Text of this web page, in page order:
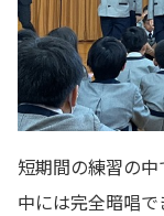
短期間の練習の中
中には完全暗唱